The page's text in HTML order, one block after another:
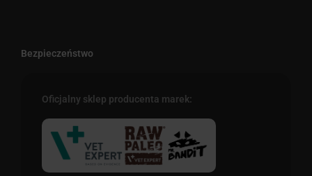
Bezpieczeństwo
Oficjalny sklep producenta marek: